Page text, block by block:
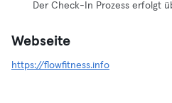
Der Check-In Prozess erfolgt
Webseite
https://flowfitness.info